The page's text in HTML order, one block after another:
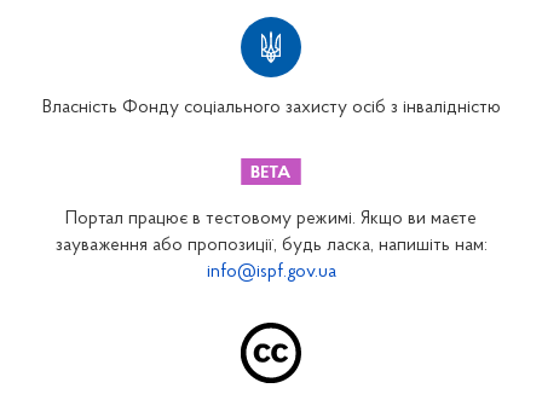
Закарпатське відділення
Запорізьке відділення
Власність Фонду соціального захисту осіб з інвалідністю
Портал працює в тестовому режимі. Якщо ви маєте
зауваження або пропозиції, будь ласка, напишіть нам:
info@ispf.gov.ua